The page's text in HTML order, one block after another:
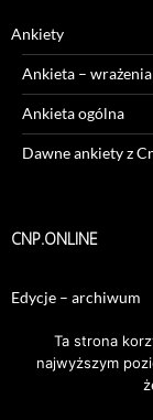
Ankiety
Ankieta –
Ankieta ogólna
Dawne ankiety z
CNP.ONLINE
Edycje – archiwum
Sesje – archiwum
Ta strona
najwyższym